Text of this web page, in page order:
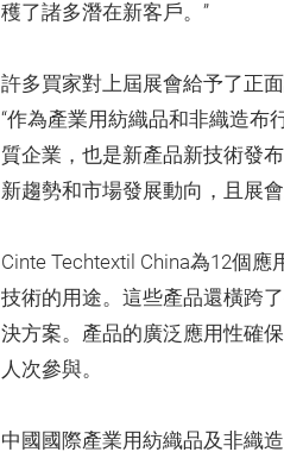
穫了諸多潛在新客戶。”
許多買家對上屆展會給予了正
“作為產業用紡織品和非織造布
質企業，也是新產品新技術發
新趨勢和市場發展動向，且展
Cinte Techtextil China為12個
技術的用途。這些產品還橫跨
決方案。產品的廣泛應用性確
人次參與。
中國國際產業用紡織品及非織